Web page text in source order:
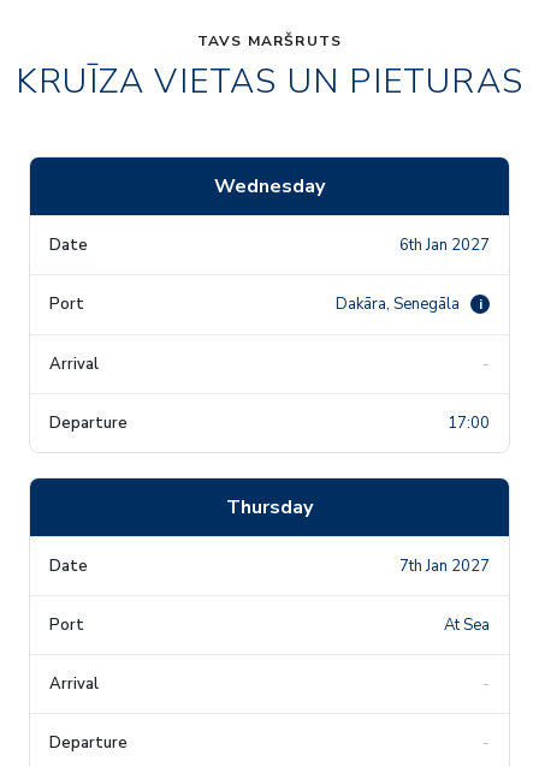
TAVS MARŠRUTS
KRUĪZA VIETAS UN PIETURAS
Wednesday
6th Jan 2027
Dakāra, Senegāla i
-
17:00
Thursday
7th Jan 2027
At Sea
-
-